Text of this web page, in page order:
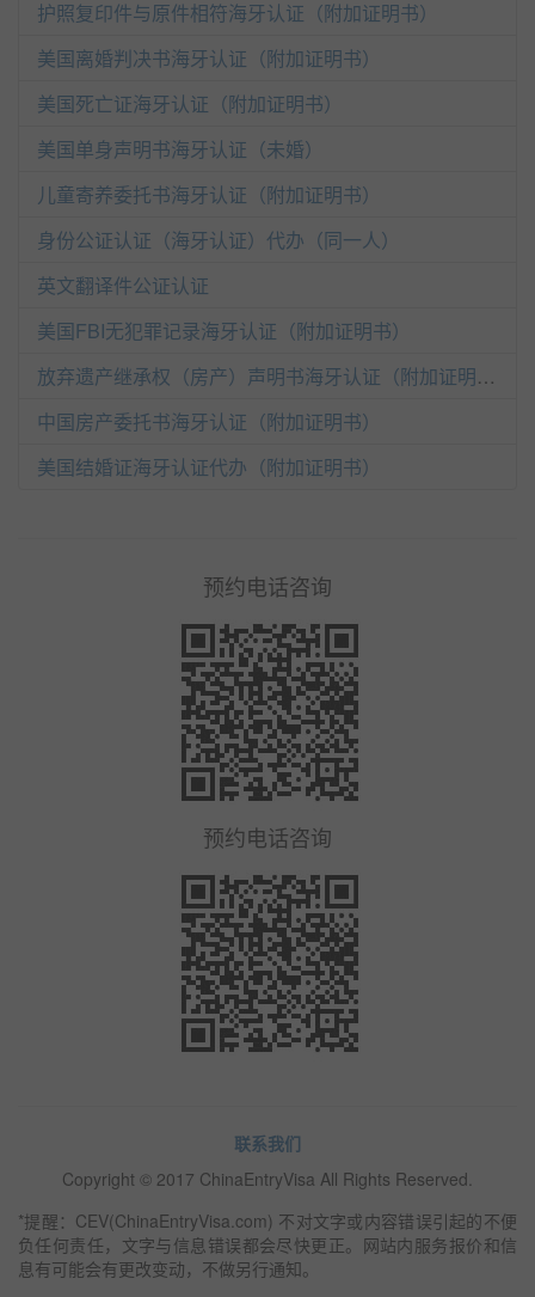
护照复印件与原件相符海牙认证（附加证明书）
美国离婚判决书海牙认证（附加证明书）
美国死亡证海牙认证（附加证明书）
美国单身声明书海牙认证（未婚）
儿童寄养委托书海牙认证（附加证明书）
身份公证认证（海牙认证）代办（同一人）
英文翻译件公证认证
美国FBI无犯罪记录海牙认证（附加证明书）
放弃遗产继承权（房产）声明书海牙认证（附加证明书）
中国房产委托书海牙认证（附加证明书）
美国结婚证海牙认证代办（附加证明书）
预约电话咨询
预约电话咨询
联系我们
Copyright © 2017 ChinaEntryVisa All Rights Reserved.
*提醒：CEV(ChinaEntryVisa.com) 不对文字或内容错误引起的不便
负任何责任，文字与信息错误都会尽快更正。网站内服务报价和信
息有可能会有更改变动，不做另行通知。